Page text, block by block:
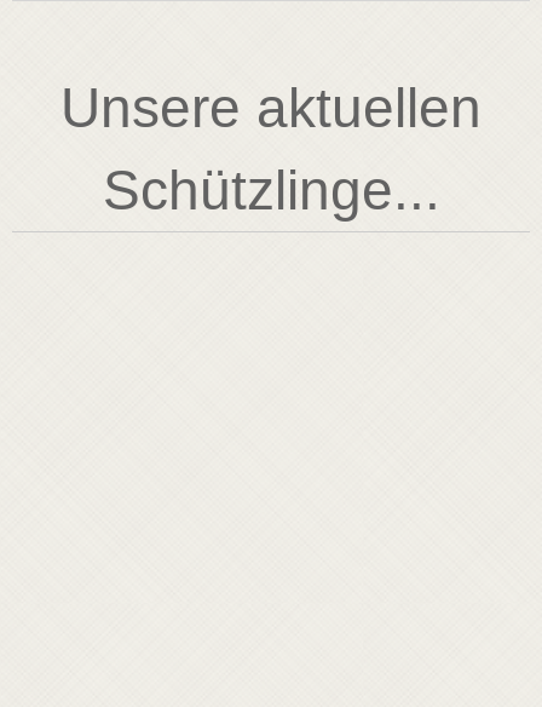
Unsere aktuellen
Schützlinge...